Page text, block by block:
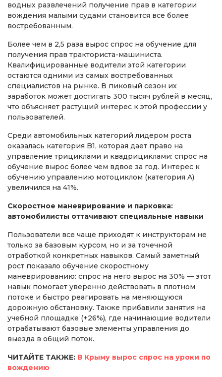
водных развлечений получение прав в категории
вождения малыми судами становится все более
востребованным.
Более чем в 2,5 раза вырос спрос на обучение для
получения прав тракториста-машиниста.
Квалифицированные водители этой категории
остаются одними из самых востребованных
специалистов на рынке. В пиковый сезон их
заработок может достигать 300 тысяч рублей в месяц,
что объясняет растущий интерес к этой профессии у
пользователей.
Среди автомобильных категорий лидером роста
оказалась категория B1, которая дает право на
управление трициклами и квадрициклами: спрос на
обучение вырос более чем вдвое за год. Интерес к
обучению управлению мотоциклом (категория A)
увеличился на 41%.
Скоростное маневрирование и парковка:
автомобилисты оттачивают специальные навыки
Пользователи все чаще приходят к инструкторам не
только за базовым курсом, но и за точечной
отработкой конкретных навыков. Самый заметный
рост показало обучение скоростному
маневрированию: спрос на него вырос на 30% — этот
навык помогает уверенно действовать в плотном
потоке и быстро реагировать на меняющуюся
дорожную обстановку. Также прибавили занятия на
учебной площадке (+26%), где начинающие водители
отрабатывают базовые элементы управления до
выезда в общий поток.
ЧИТАЙТЕ ТАКЖЕ: В Крыму вырос спрос на уроки по
вождению